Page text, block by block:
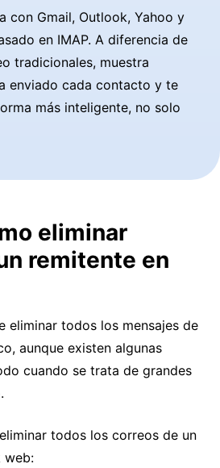
con Gmail, Outlook, Yahoo y
en IMAP. A diferencia de
tradicionales, muestra
enviado cada contacto y te
más inteligente, no solo
eliminar
remitente en
eliminar todos los mensajes de
aunque existen algunas
cuando se trata de grandes
todos los correos de un
web: